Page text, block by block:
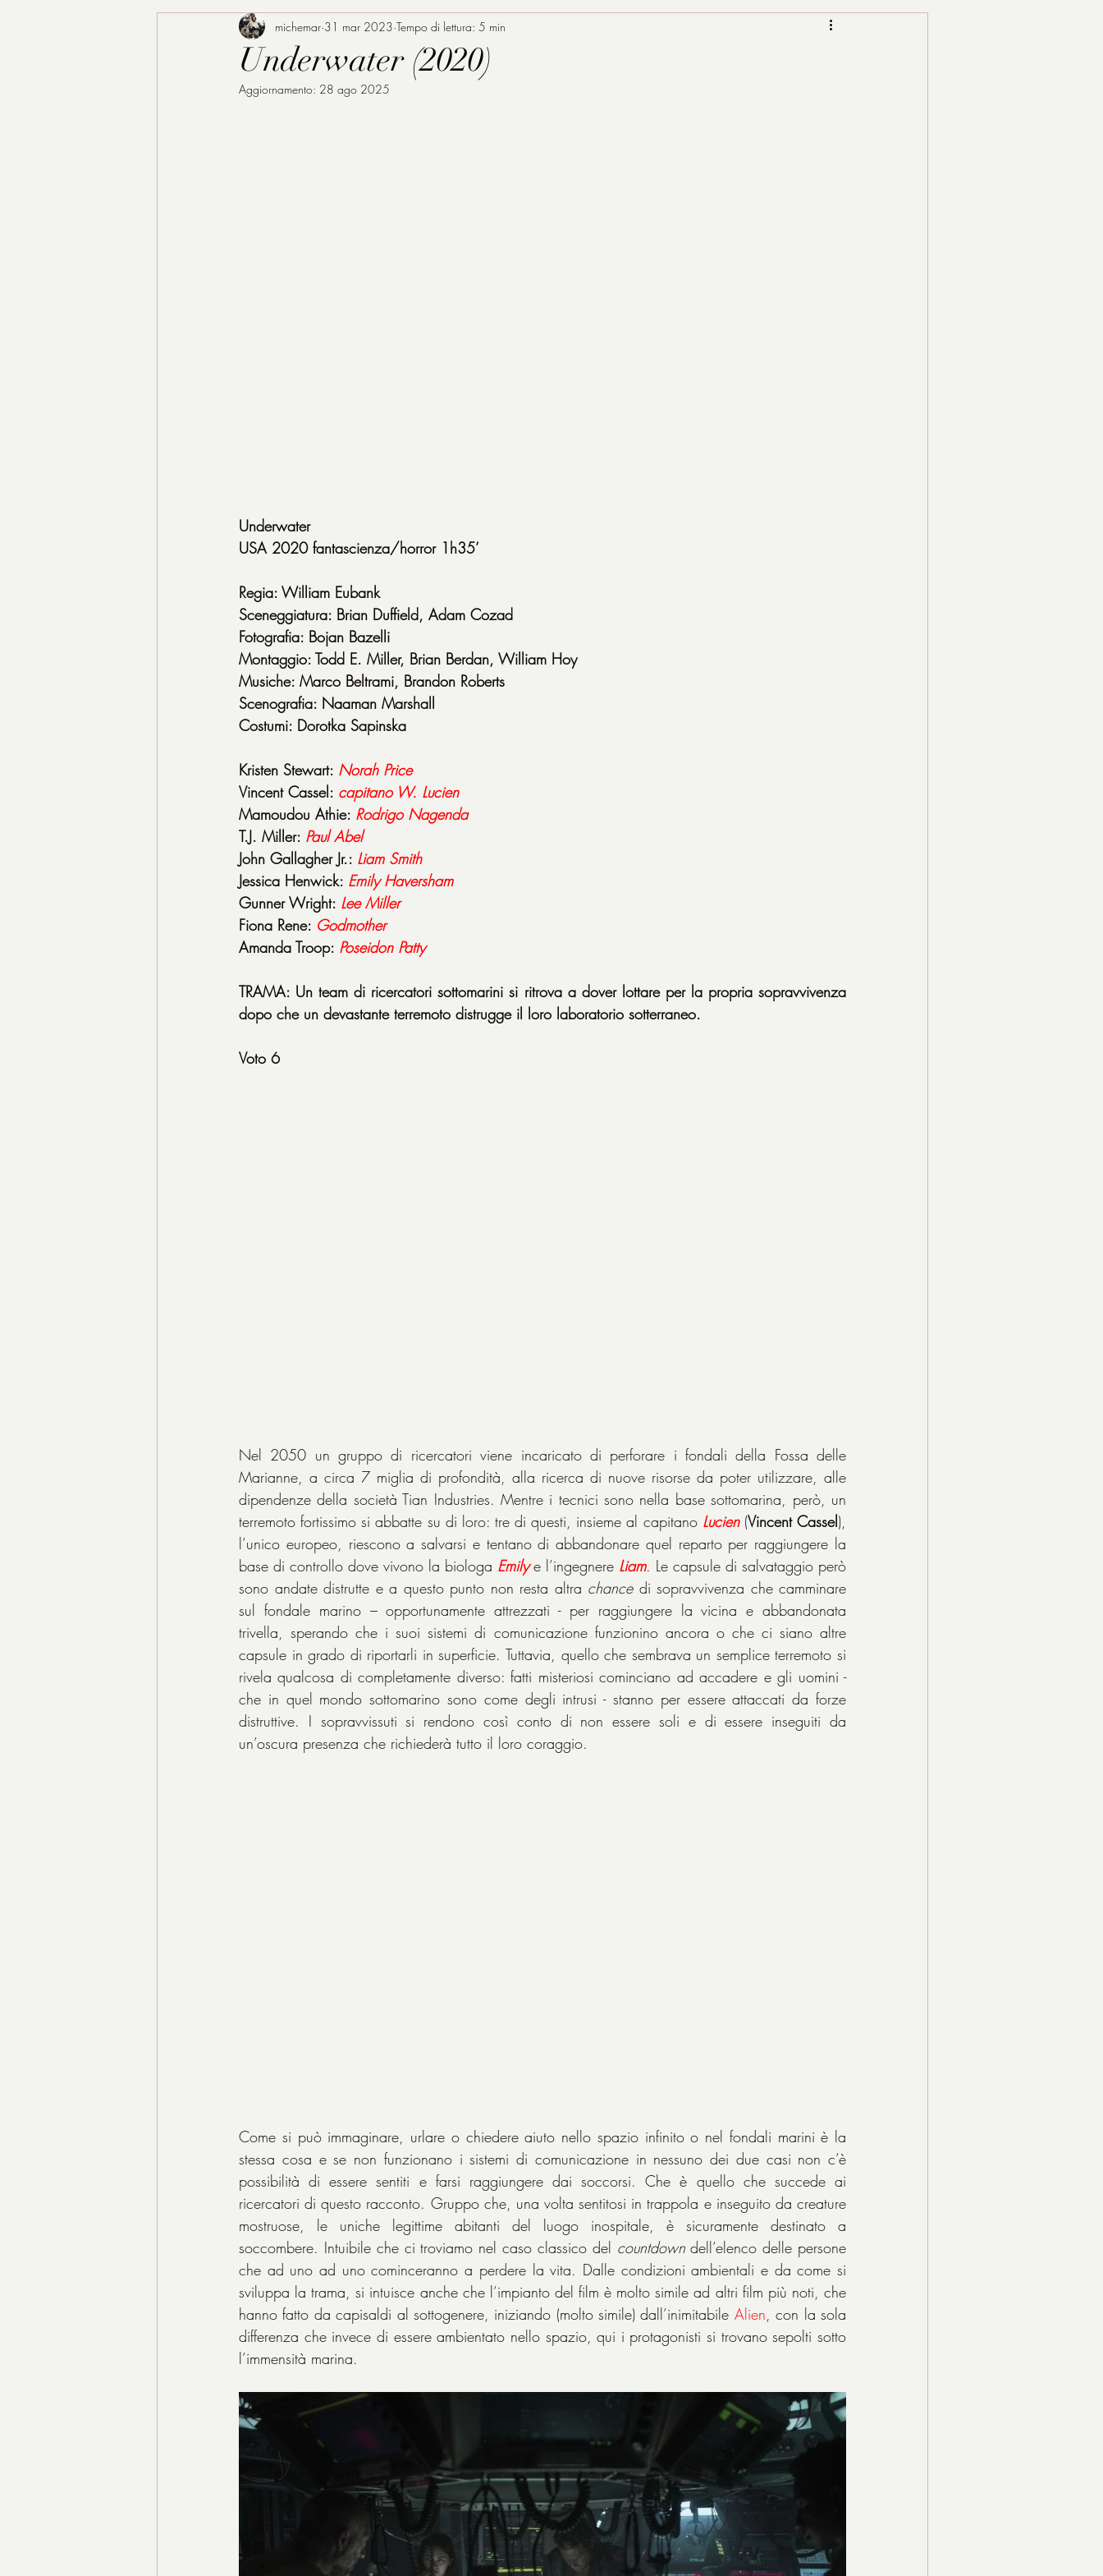
Underwater (2020)
michemar 31 mar 2023 Tempo di lettura: 5 min
Aggiornamento: 28 ago 2025
Underwater
USA 2020 fantascienza/horror 1h35’
Regia: William Eubank
Sceneggiatura: Brian Duffield, Adam Cozad
Fotografia: Bojan Bazelli
Montaggio: Todd E. Miller, Brian Berdan, William Hoy
Musiche: Marco Beltrami, Brandon Roberts
Scenografia: Naaman Marshall
Costumi: Dorotka Sapinska
Kristen Stewart: Norah Price
Vincent Cassel: capitano W. Lucien
Mamoudou Athie: Rodrigo Nagenda
T.J. Miller: Paul Abel
John Gallagher Jr.: Liam Smith
Jessica Henwick: Emily Haversham
Gunner Wright: Lee Miller
Fiona Rene: Godmother
Amanda Troop: Poseidon Patty
TRAMA: Un team di ricercatori sottomarini si ritrova a dover lottare per la propria sopravvivenza
dopo che un devastante terremoto distrugge il loro laboratorio sotterraneo.
Voto 6
Nel 2050 un gruppo di ricercatori viene incaricato di perforare i fondali della Fossa delle
Marianne, a circa 7 miglia di profondità, alla ricerca di nuove risorse da poter utilizzare, alle
dipendenze della società Tian Industries. Mentre i tecnici sono nella base sottomarina, però, un
terremoto fortissimo si abbatte su di loro: tre di questi, insieme al capitano Lucien (Vincent Cassel),
l’unico europeo, riescono a salvarsi e tentano di abbandonare quel reparto per raggiungere la
base di controllo dove vivono la biologa Emily e l’ingegnere Liam. Le capsule di salvataggio però
sono andate distrutte e a questo punto non resta altra chance di sopravvivenza che camminare
sul fondale marino – opportunamente attrezzati - per raggiungere la vicina e abbandonata
trivella, sperando che i suoi sistemi di comunicazione funzionino ancora o che ci siano altre
capsule in grado di riportarli in superficie. Tuttavia, quello che sembrava un semplice terremoto si
rivela qualcosa di completamente diverso: fatti misteriosi cominciano ad accadere e gli uomini -
che in quel mondo sottomarino sono come degli intrusi - stanno per essere attaccati da forze
distruttive. I sopravvissuti si rendono così conto di non essere soli e di essere inseguiti da
un’oscura presenza che richiederà tutto il loro coraggio.
Come si può immaginare, urlare o chiedere aiuto nello spazio infinito o nel fondali marini è la
stessa cosa e se non funzionano i sistemi di comunicazione in nessuno dei due casi non c’è
possibilità di essere sentiti e farsi raggiungere dai soccorsi. Che è quello che succede ai
ricercatori di questo racconto. Gruppo che, una volta sentitosi in trappola e inseguito da creature
mostruose, le uniche legittime abitanti del luogo inospitale, è sicuramente destinato a
soccombere. Intuibile che ci troviamo nel caso classico del countdown dell’elenco delle persone
che ad uno ad uno cominceranno a perdere la vita. Dalle condizioni ambientali e da come si
sviluppa la trama, si intuisce anche che l’impianto del film è molto simile ad altri film più noti, che
hanno fatto da capisaldi al sottogenere, iniziando (molto simile) dall’inimitabile Alien, con la sola
differenza che invece di essere ambientato nello spazio, qui i protagonisti si trovano sepolti sotto
l’immensità marina.